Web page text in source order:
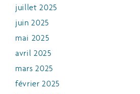
juillet 2025
juin 2025
mai 2025
avril 2025
mars 2025
février 2025